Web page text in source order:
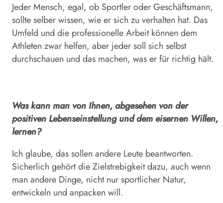
Jeder Mensch, egal, ob Sportler oder Geschäftsmann,
sollte selber wissen, wie er sich zu verhalten hat. Das
Umfeld und die professionelle Arbeit können dem
Athleten zwar helfen, aber jeder soll sich selbst
durchschauen und das machen, was er für richtig hält.
Was kann man von Ihnen, abgesehen von der
positiven Lebenseinstellung und dem eisernen Willen,
lernen?
Ich glaube, das sollen andere Leute beantworten.
Sicherlich gehört die Zielstrebigkeit dazu, auch wenn
man andere Dinge, nicht nur sportlicher Natur,
entwickeln und anpacken will.